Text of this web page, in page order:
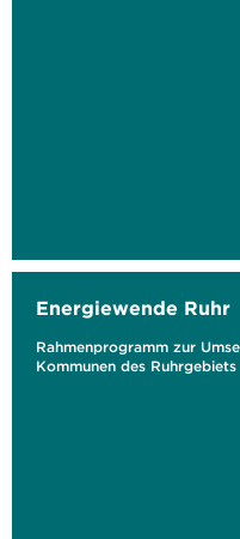
Energiewende Ruhr
Rahmenprogramm zur
Kommunen des Ruhrgebiets